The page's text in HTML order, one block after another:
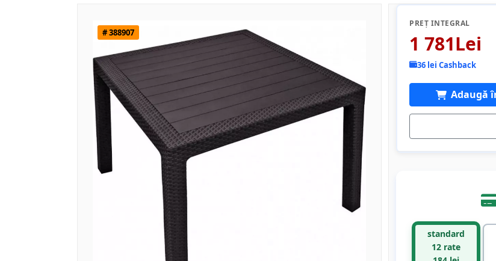
# 388907
PREȚ INTEGRAL
1 781Lei
36 lei Cashback
Adaugă
standard
12 rate